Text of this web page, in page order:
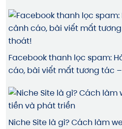
Facebook thanh lọc spam:
cáo, bài viết mất tương tác
Niche Site là gì? Cách làm